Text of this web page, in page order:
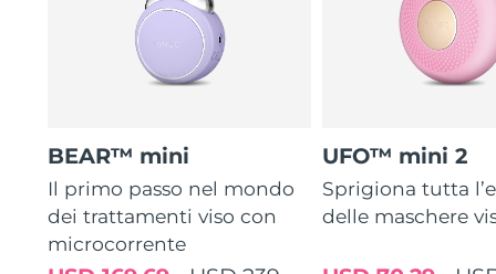
BEAR™ mini
Il primo passo nel mondo
dei trattamenti viso con
microcorrente
UFO™ mini 2
Sprigiona tutta
delle maschere